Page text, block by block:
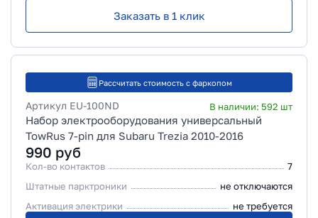
Заказать в 1 клик
Рассчитать стоимость с фаркопом
Артикул EU-100ND В наличии: 592 шт
Набор электрооборудования универсальный
TowRus 7-pin для Subaru Trezia 2010-2016
990 руб
Кол-во контактов
7
Штатные парктроники
не отключаются
Активация электрики
не требуется